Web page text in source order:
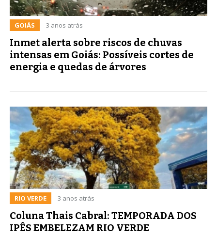
GOIÁS 3 anos atrás
Inmet alerta sobre riscos de chuvas
intensas em Goiás: Possíveis cortes de
energia e quedas de árvores
RIO VERDE 3 anos atrás
Coluna Thais Cabral: TEMPORADA DOS
IPÊS EMBELEZAM RIO VERDE